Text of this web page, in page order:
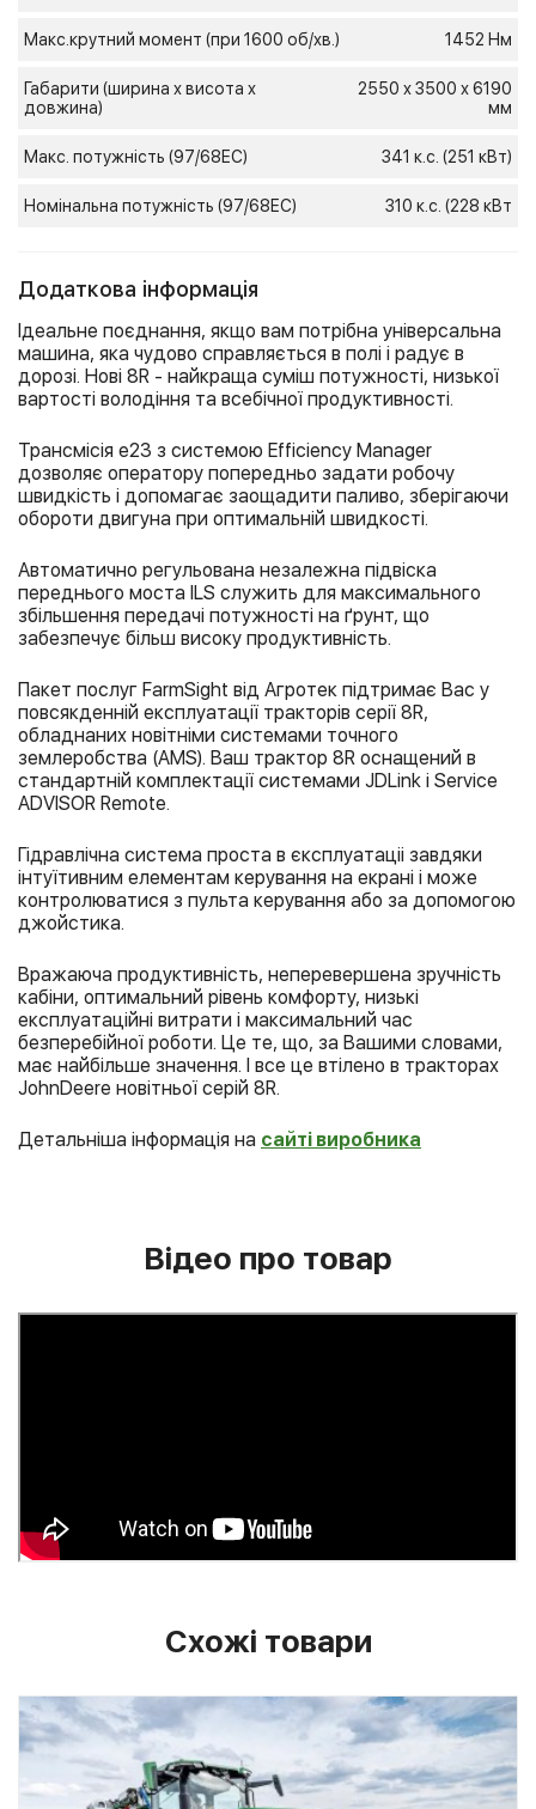
Макс.крутний момент (при 1600 об/хв.) 1452 Нм
Габарити (ширина х висота х
довжина)
2550 х 3500 х 6190
мм
Макс. потужність (97/68ЕС) 341 к.с. (251 кВт)
Номінальна потужність (97/68ЕС) 310 к.с. (228 кВт
Додаткова інформація
Ідеальне поєднання, якщо вам потрібна універсальна
машина, яка чудово справляється в полі і радує в
дорозі. Нові 8R - найкраща суміш потужності, низької
вартості володіння та всебічної продуктивності.
Трансмісія e23 з системою Efficiency Manager
дозволяє оператору попередньо задати робочу
швидкість і допомагає заощадити паливо, зберігаючи
обороти двигуна при оптимальній швидкості.
Автоматично регульована незалежна підвіска
переднього моста ILS служить для максимального
збільшення передачі потужності на ґрунт, що
забезпечує більш високу продуктивність.
Пакет послуг FarmSight від Агротек підтримає Вас у
повсякденній експлуатації тракторів серії 8R,
обладнаних новітніми системами точного
землеробства (AMS). Ваш трактор 8R оснащений в
стандартній комплектації системами JDLink і Service
ADVISOR Remote.
Гідравлічна система проста в єксплуатаціі завдяки
інтуїтивним елементам керування на екрані і може
контролюватися з пульта керування або за допомогою
джойстика.
Вражаюча продуктивність, неперевершена зручність
кабіни, оптимальний рівень комфорту, низькі
експлуатаційні витрати і максимальний час
безперебійної роботи. Це те, що, за Вашими словами,
має найбільше значення. І все це втілено в тракторах
JohnDeere новітньої серій 8R.
Детальніша інформація на сайті виробника
Відео про товар
Схожі товари